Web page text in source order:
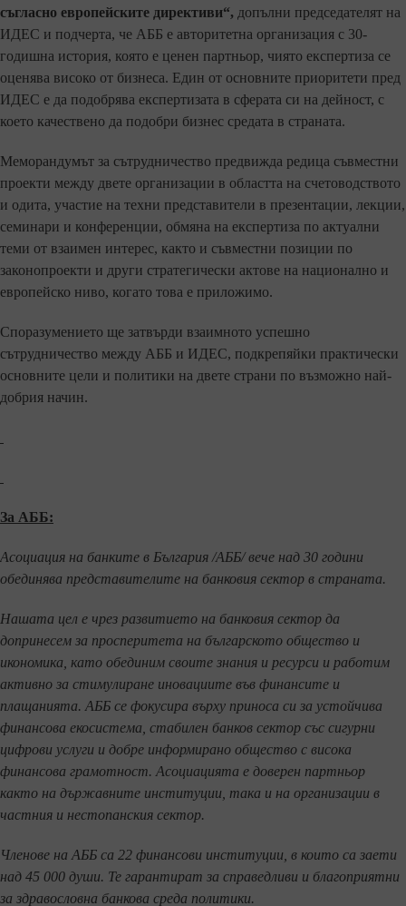
съгласно европейските директиви“, допълни председателят на
ИДЕС и подчерта, че АББ е авторитетна организация с 30-
годишна история, която е ценен партньор, чиято експертиза се
оценява високо от бизнеса. Един от основните приоритети пред
ИДЕС е да подобрява експертизата в сферата си на дейност, с
което качествено да подобри бизнес средата в страната.
Меморандумът за сътрудничество предвижда редица съвместни
проекти между двете организации в областта на счетоводството
и одита, участие на техни представители в презентации, лекции,
семинари и конференции, обмяна на експертиза по актуални
теми от взаимен интерес, както и съвместни позиции по
законопроекти и други стратегически актове на национално и
европейско ниво, когато това е приложимо.
Споразумението ще затвърди взаимното успешно
сътрудничество между АББ и ИДЕС, подкрепяйки практически
основните цели и политики на двете страни по възможно най-
добрия начин.
За АББ:
Асоциация на банките в България /АББ/ вече над 30 години
обединява представителите на банковия сектор в страната.
Нашата цел е чрез развитието на банковия сектор да
допринесем за просперитета на българското общество и
икономика, като обединим своите знания и ресурси и работим
активно за стимулиране иновациите във финансите и
плащанията. АББ се фокусира върху приноса си за устойчива
финансова екосистема, стабилен банков сектор със сигурни
цифрови услуги и добре информирано общество с висока
финансова грамотност. Асоциацията е доверен партньор
както на държавните институции, така и на организации в
частния и нестопанския сектор.
Членове на АББ са 22 финансови институции, в които са заети
над 45 000 души. Те гарантират за справедливи и благоприятни
за здравословна банкова среда политики.